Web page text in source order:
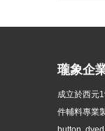
瓏象企
成立於西元
件輔料專業